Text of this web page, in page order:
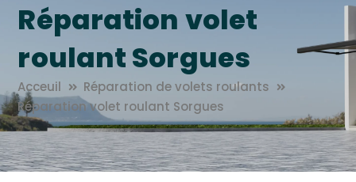
Réparation volet
roulant Sorgues
Acceuil
Réparation de volets roulants
Réparation volet roulant Sorgues